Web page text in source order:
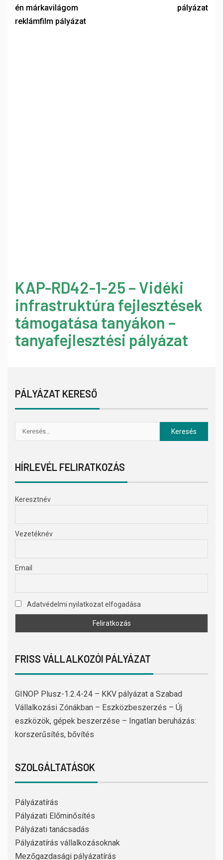
én márkavilágom
reklámfilm pályázat
pályázat
KAP-RD42-1-25 – Vidéki
infrastruktúra fejlesztések
támogatása tanyákon –
tanyafejlesztési pályázat
PÁLYÁZAT KERESŐ
HÍRLEVÉL FELIRATKOZÁS
Keresztnév
Vezetéknév
Email
Adatvédelmi nyilatkozat elfogadása
FRISS VÁLLALKOZÓI PÁLYÁZAT
GINOP Plusz-1.2.4-24 – KKV pályázat a Szabad
Vállalkozási Zónákban – Eszközbeszerzés – Új
eszközök, gépek beszerzése – Ingatlan beruházás:
korszerűsítés, bővítés
SZOLGÁLTATÁSOK
Pályázatírás
Pályázati Előminősítés
Pályázati tanácsadás
Pályázatírás vállalkozásoknak
Mezőgazdasági pályázatírás